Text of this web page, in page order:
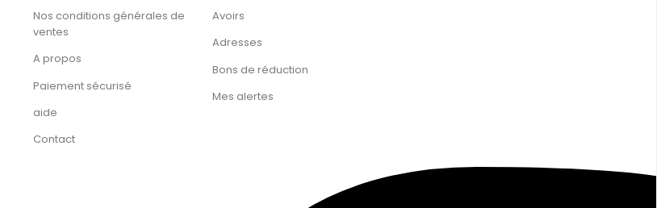
Nos conditions générales de
ventes
A propos
Paiement sécurisé
aide
Contact
Avoirs
Adresses
Bons de réduction
Mes alertes